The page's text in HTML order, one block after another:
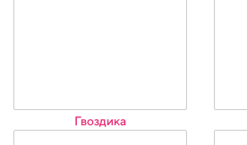
Гвоздика